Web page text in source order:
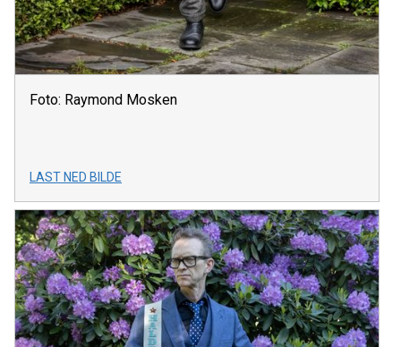
Foto: Raymond Mosken
LAST NED BILDE